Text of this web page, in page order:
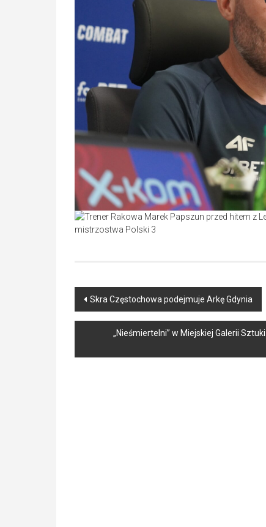
Post
navigation
Skra Częstochowa podejmuje Arkę Gdynia
„Nieśmiertelni” w Miejskiej Galerii